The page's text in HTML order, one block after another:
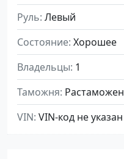
Руль Левый
Состояние Хорошее
Владельцы 1
Таможня Растаможен
VIN VIN-код не указан